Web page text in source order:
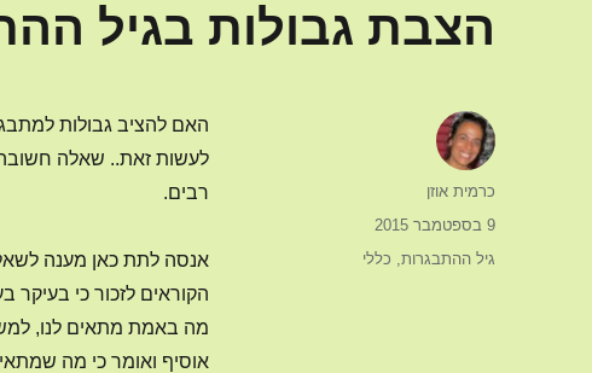
הצבת גבולות בגיל
האם להציב גבולות
לעשות זאת.. שאלה
רבים.
אנסה לתת כאן מענה
הקוראים לזכור כי בעיקר
מה באמת מתאים לנו,
אוסיף ואומר כי מה
מחבר
כרמית אוזן
פורסם
בתאריך
9 בספטמבר 2015
קטגוריות
גיל ההתבגרות, כללי